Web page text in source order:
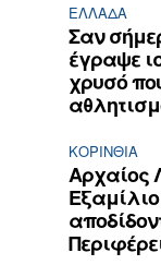
ΕΛΛΆΔΑ
Σαν
έγραψε
χρυσό
ΚΟΡΙΝΘΊΑ
Αρχαίος